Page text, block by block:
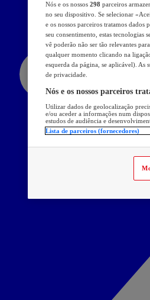
Nós e os nossos 298 parceiros
no seu dispositivo. Se selecionar
e os nossos parceiros tratamos
seu consentimento, estas tecnologias
vê poderão não ser tão relevantes
qualquer momento clicando na
esquerda da página, se aplicável). As
de privacidade.
Nós e os nossos parceiros
Utilizar dados de geolocalização
e/ou aceder a informações num
estudos de audiência e
Lista de parceiros (fornecedores)